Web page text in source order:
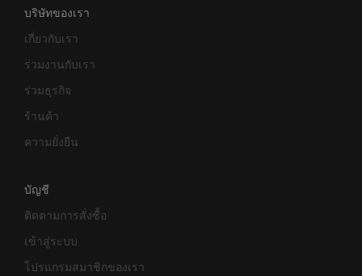
บริษัทของเรา
เกี่ยวกับเรา
ร่วมงานกับเรา
ร่วมธุรกิจ
ร้านค้า
ความยั่งยืน
บัญชี
ติดตามการสั่งซื้อ
เข้าสู่ระบบ
โปรแกรมสมาชิกของเรา